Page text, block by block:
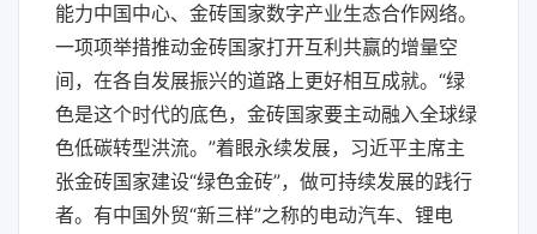
能力中国中心、金砖国家数字产业生态合作网络。
一项项举措推动金砖国家打开互利共赢的增量空
间，在各自发展振兴的道路上更好相互成就。“绿
色是这个时代的底色，金砖国家要主动融入全球绿
色低碳转型洪流。”着眼永续发展，习近平主席主
张金砖国家建设“绿色金砖”，做可持续发展的践行
者。有中国外贸“新三样”之称的电动汽车、锂电